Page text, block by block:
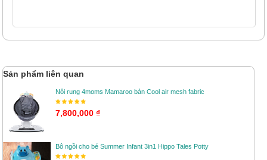
Sản phẩm liên quan
Nôi rung 4moms Mamaroo bản Cool air mesh fabric
7,800,000 ₫
Bô ngồi cho bé Summer Infant 3in1 Hippo Tales Potty